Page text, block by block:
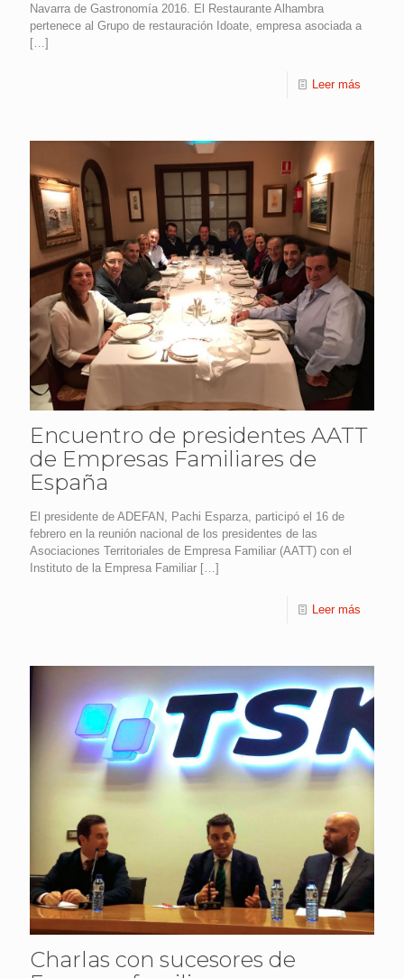
Navarra de Gastronomía 2016. El Restaurante Alhambra
pertenece al Grupo de restauración Idoate, empresa asociada a
[…]
Leer más
Encuentro de presidentes AATT
de Empresas Familiares de
España
El presidente de ADEFAN, Pachi Esparza, participó el 16 de
febrero en la reunión nacional de los presidentes de las
Asociaciones Territoriales de Empresa Familiar (AATT) con el
Instituto de la Empresa Familiar […]
Leer más
Charlas con sucesores de